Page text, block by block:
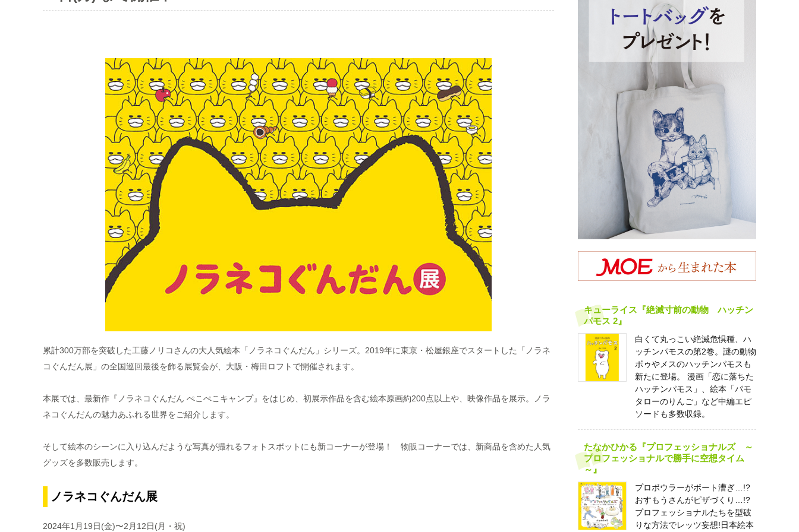
累計300万部を突破した工藤ノリコさんの大人気絵本「ノラネコぐんだん」シリーズ。2019年に東京・松屋銀座でスタートした「ノラネ
コぐんだん展」の全国巡回最後を飾る展覧会が、大阪・梅田ロフトで開催されます。
本展では、最新作『ノラネコぐんだん ぺこぺこキャンプ』をはじめ、初展⽰作品を含む絵本原画約200点以上や、映像作品を展⽰。ノラ
ネコぐんだんの魅力あふれる世界をご紹介します。
そして絵本のシーンに入り込んだような写真が撮れるフォトスポットにも新コーナーが登場！ 物販コーナーでは、新商品を含めた人気
グッズを多数販売します。
ノラネコぐんだん展
2024年1月19日(金)〜2月12日(月・祝)
キューライス『絶滅寸前の動物 ハッチン
パモス 2』
白くて丸っこい絶滅危惧種、ハ
ッチンパモスの第2巻。謎の動物
ボゥやメスのハッチンパモスも
新たに登場。 漫画「恋に落ちた
ハッチンパモス」、絵本「パモ
タローのりんご」など中編エピ
ソードも多数収録。
たなかひかる『プロフェッショナルズ ～
プロフェッショナルで勝手に空想タイム
～』
プロボウラーがボート漕ぎ…!?
おすもうさんがピザづくり…!?
プロフェッショナルたちを型破
りな方法でレッツ妄想!日本絵本